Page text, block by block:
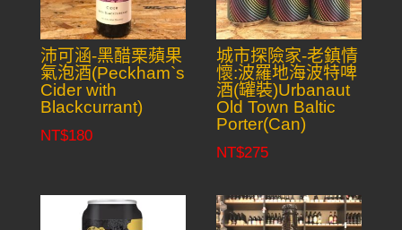
沛可涵-黑醋栗蘋果
氣泡酒(Peckham`s
Cider with
Blackcurrant)
NT$180
城市探險家-老鎮情
懷:波羅地海波特啤
酒(罐裝)Urbanaut
Old Town Baltic
Porter(Can)
NT$275